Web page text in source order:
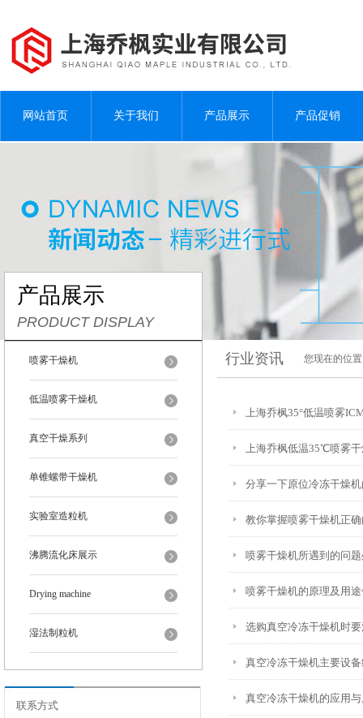
网站首页 关于我们 产品展示 产品促销
产品展示
PRODUCT DISPLAY
喷雾干燥机
低温喷雾干燥机
真空干燥系列
单锥螺带干燥机
实验室造粒机
沸腾流化床展示
Drying machine
湿法制粒机
联系方式
行业资讯 您现在的位
上海乔枫35°低温喷雾
上海乔枫低温35℃喷雾
分享一下原位冷冻干燥
教你掌握喷雾干燥机正
喷雾干燥机所遇到的问
喷雾干燥机的原理及用
选购真空冷冻干燥机时
真空冷冻干燥机主要设
真空冷冻干燥机的应用